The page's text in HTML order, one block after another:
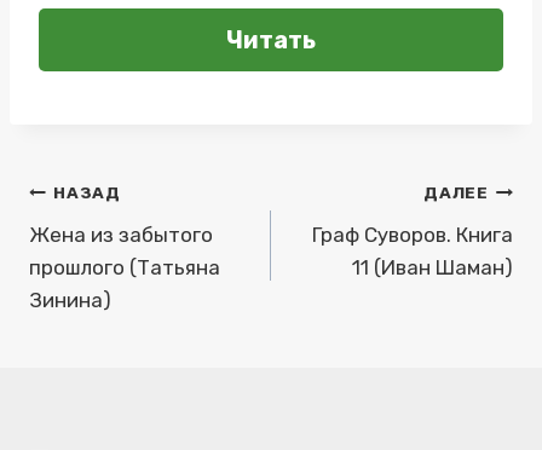
Читать
Навигация
по
записям
НАЗАД
Жена из забытого
прошлого (Татьяна
Зинина)
ДАЛЕЕ
Граф Суворов. Книга
11 (Иван Шаман)